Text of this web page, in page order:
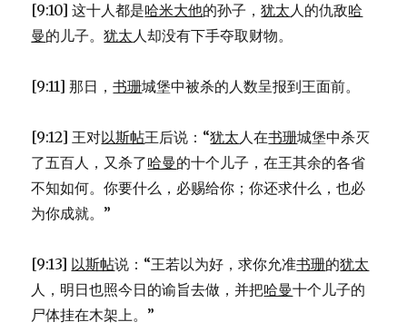
[9:10] 这十人都是哈米大他的孙子，犹太人的仇敌哈
曼的儿子。犹太人却没有下手夺取财物。
[9:11] 那日，书珊城堡中被杀的人数呈报到王面前。
[9:12] 王对以斯帖王后说：“犹太人在书珊城堡中杀灭
了五百人，又杀了哈曼的十个儿子，在王其余的各省
不知如何。你要什么，必赐给你；你还求什么，也必
为你成就。”
[9:13] 以斯帖说：“王若以为好，求你允准书珊的犹太
人，明日也照今日的谕旨去做，并把哈曼十个儿子的
尸体挂在木架上。”